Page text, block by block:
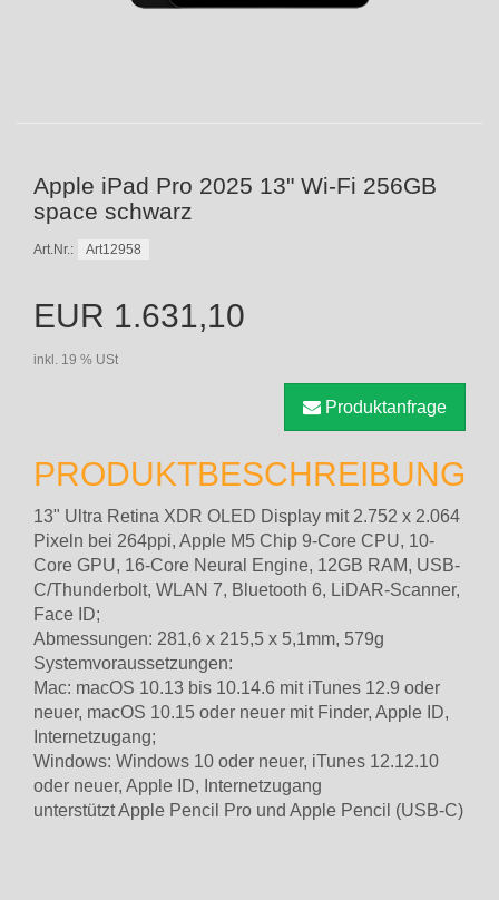
Apple iPad Pro 2025 13" Wi-Fi 256GB
space schwarz
Art.Nr.: Art12958
EUR 1.631,10
inkl. 19 % USt
Produktanfrage
PRODUKTBESCHREIBUNG
13" Ultra Retina XDR OLED Display mit 2.752 x 2.064
Pixeln bei 264ppi, Apple M5 Chip 9-Core CPU, 10-
Core GPU, 16-Core Neural Engine, 12GB RAM, USB-
C/Thunderbolt, WLAN 7, Bluetooth 6, LiDAR-Scanner,
Face ID;
Abmessungen: 281,6 x 215,5 x 5,1mm, 579g
Systemvoraussetzungen:
Mac: macOS 10.13 bis 10.14.6 mit iTunes 12.9 oder
neuer, macOS 10.15 oder neuer mit Finder, Apple ID,
Internetzugang;
Windows: Windows 10 oder neuer, iTunes 12.12.10
oder neuer, Apple ID, Internetzugang
unterstützt Apple Pencil Pro und Apple Pencil (USB-C)